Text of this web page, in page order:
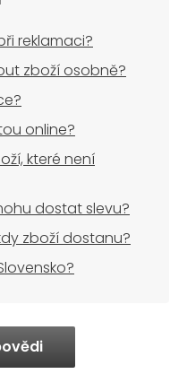
reklamaci?
zboží osobně?
online?
které není
dostat slevu?
zboží dostanu?